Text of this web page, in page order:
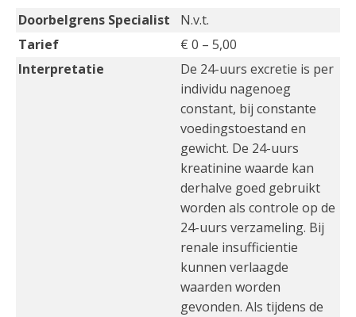
Doorbelgrens Specialist
N.v.t.
Tarief
€ 0 – 5,00
Interpretatie
De 24-uurs excretie is per
individu nagenoeg
constant, bij constante
voedingstoestand en
gewicht. De 24-uurs
kreatinine waarde kan
derhalve goed gebruikt
worden als controle op de
24-uurs verzameling. Bij
renale insufficientie
kunnen verlaagde
waarden worden
gevonden. Als tijdens de